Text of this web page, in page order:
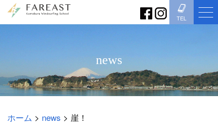
TEL
news
ホーム > news > 崖！